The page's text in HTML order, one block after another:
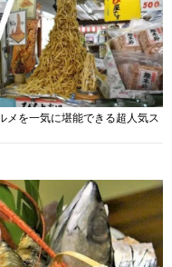
メを一気に堪能できる超人気ス